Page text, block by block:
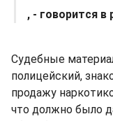
, - говорится в
Судебные
полицейский,
продажу
что должно было